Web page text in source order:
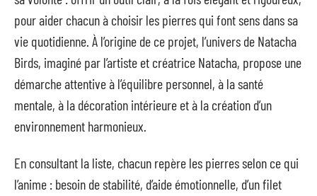
pour aider chacun à choisir les pierres qui font sens dans sa
vie quotidienne. À l’origine de ce projet, l’univers de Natacha
Birds, imaginé par l’artiste et créatrice Natacha, propose une
démarche attentive à l’équilibre personnel, à la santé
mentale, à la décoration intérieure et à la création d’un
environnement harmonieux.
En consultant la liste, chacun repère les pierres selon ce qui
l’anime : besoin de stabilité, d’aide émotionnelle, d’un filet